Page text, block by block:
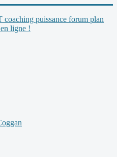
puissance forum plan
ligne !